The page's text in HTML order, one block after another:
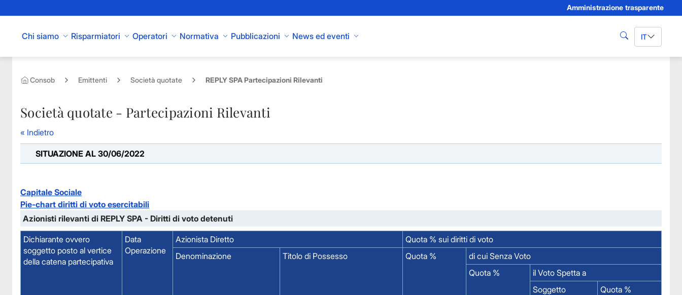
Amministrazione trasparente
Chi siamo Risparmiatori Operatori Normativa Pubblicazioni News ed eventi cerca IT
Consob Emittenti Società quotate REPLY SPA Partecipazioni Rilevanti
Società quotate - Partecipazioni Rilevanti
« Indietro
SITUAZIONE AL 30/06/2022
Capitale Sociale
Pie-chart diritti di voto esercitabili
Azionisti rilevanti di REPLY SPA - Diritti di voto detenuti
Dichiarante ovvero
soggetto posto al vertice
della catena partecipativa
Data
Operazione
Azionista Diretto
Quota % sui diritti di voto
Denominazione
Titolo di Possesso Quota %
di cui Senza Voto
Quota %
il Voto Spetta a
Soggetto
Quota %